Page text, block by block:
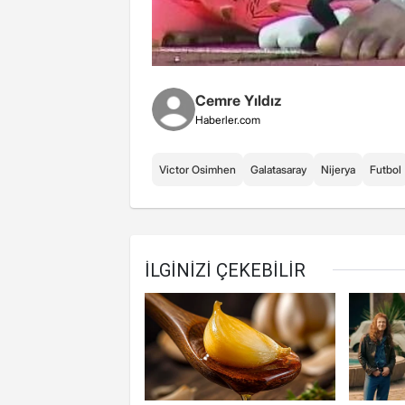
Cemre Yıldız
Haberler.com
Victor Osimhen Galatasaray Nijerya Futbol